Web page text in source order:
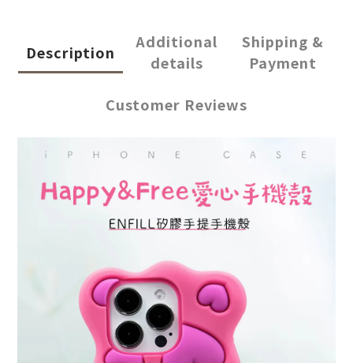
Description
Additional
details
Shipping &
Payment
Customer Reviews